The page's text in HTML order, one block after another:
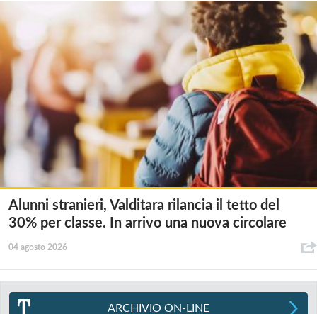
Alunni stranieri, Valditara rilancia il tetto del
30% per classe. In arrivo una nuova circolare
04 agosto 2026
ARCHIVIO ON-LINE